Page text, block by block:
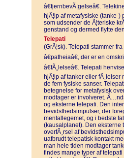
â€fjernbevÃ¦gelseâ€.
hjÃ¦lp af metafysiske (tanke-)
som udsender de Ã¦teriske
genstand og dermed flytte
Telepati
(GrÃ¦sk). Telepati stammer fra
â€patheiaâ€, der er en
â€fÃ¸lelseâ€. Telepati
hjÃ¦lp af tanker eller
de fem fysiske sanser.
betegnelse for metafysisk
modtager er involveret.
og eksterne telepati. Den
bevidsthedsimpulser, der
mentallegemet, og i bedste
(kausalplanet). Den eksterne
overfÃ¸rsel af
uafbrudt telepatisk kontakt
man hele tiden modtager
findes mange typer af